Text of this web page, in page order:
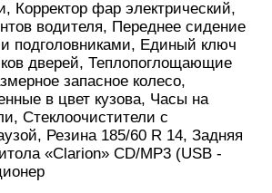
Корректор фар электрический,
водителя, Переднее сидение
подголовниками, Единый ключ
дверей, Теплопоглощающие
запасное колесо,
в цвет кузова, Часы на
Стеклоочистители с
Резина 185/60 R 14, Задняя
«Clarion» CD/MP3 (USB -